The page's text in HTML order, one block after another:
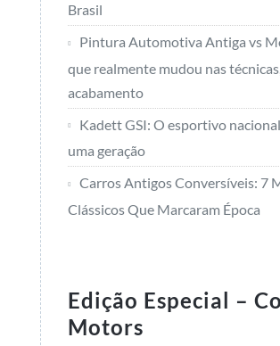
Brasil
Pintura Automotiva Antiga vs
que realmente mudou nas
acabamento
Kadett GSI: O esportivo
uma geração
Carros Antigos Conversíveis: 7
Clássicos Que Marcaram Época
Edição Especial –
Motors